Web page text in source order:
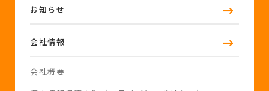
お知らせ
会社情報
会社概要